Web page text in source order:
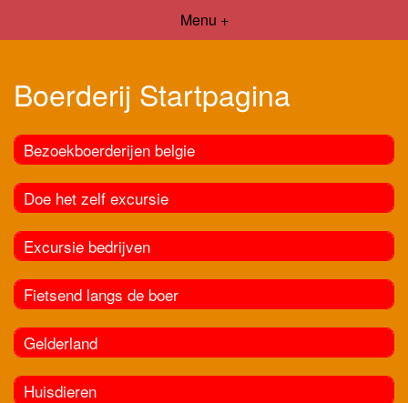
Menu +
Boerderij Startpagina
Bezoekboerderijen belgie
Doe het zelf excursie
Excursie bedrijven
Fietsend langs de boer
Gelderland
Huisdieren